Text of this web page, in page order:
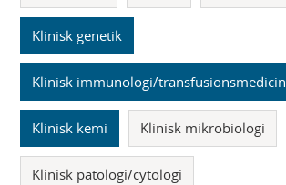
Klinisk genetik
Klinisk immunologi/transfusionsmedicin
Klinisk kemi Klinisk mikrobiologi
Klinisk patologi/cytologi